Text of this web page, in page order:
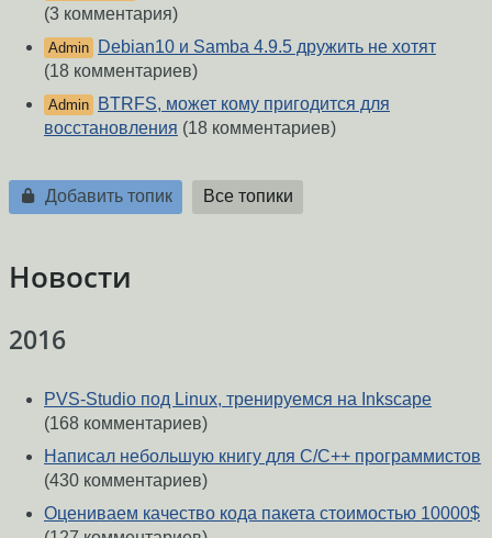
(3 комментария)
Admin
Debian10 и Samba 4.9.5 дружить не хотят
(18 комментариев)
Admin
BTRFS, может кому пригодится для
восстановления (18 комментариев)
Добавить топик Все топики
Новости
2016
PVS-Studio под Linux, тренируемся на Inkscape
(168 комментариев)
Написал небольшую книгу для C/C++ программистов
(430 комментариев)
Оцениваем качество кода пакета стоимостью 10000$